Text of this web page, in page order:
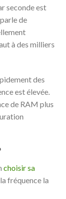
seconde est
de
à des milliers
des
est élevée.
de RAM plus
choisir sa
fréquence la